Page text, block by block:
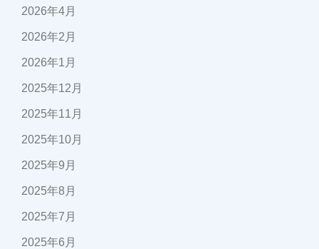
2026年4月
2026年2月
2026年1月
2025年12月
2025年11月
2025年10月
2025年9月
2025年8月
2025年7月
2025年6月